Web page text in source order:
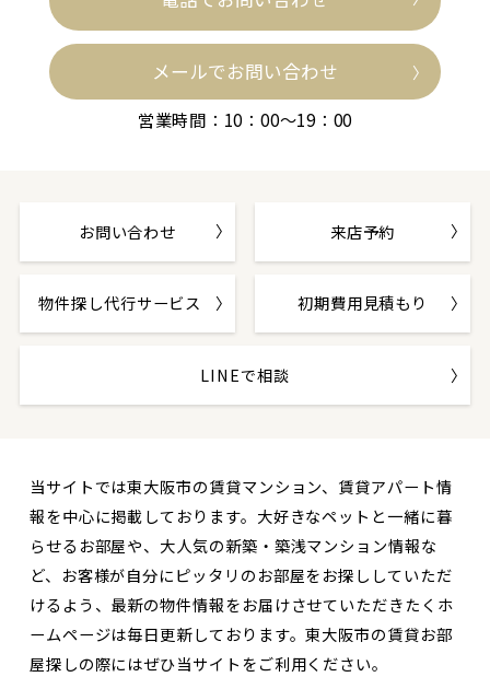
メールでお問い合わせ
営業時間：10：00～19：00
お問い合わせ 来店予約
物件探し代行サービス 初期費用見積もり
LINEで相談
当サイトでは東大阪市の賃貸マンション、賃貸アパート情
報を中心に掲載しております。大好きなペットと一緒に暮
らせるお部屋や、大人気の新築・築浅マンション情報な
ど、お客様が自分にピッタリのお部屋をお探ししていただ
けるよう、最新の物件情報をお届けさせていただきたくホ
ームページは毎日更新しております。東大阪市の賃貸お部
屋探しの際にはぜひ当サイトをご利用ください。